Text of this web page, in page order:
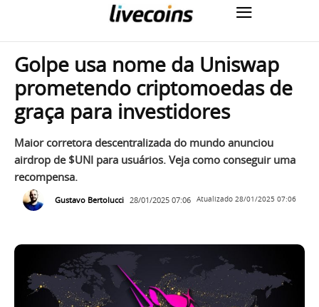
Golpe usa nome da Uniswap
prometendo criptomoedas de
graça para investidores
Maior corretora descentralizada do mundo anunciou
airdrop de $UNI para usuários. Veja como conseguir uma
recompensa.
Gustavo Bertolucci 28/01/2025 07:06 Atualizado 28/01/2025 07:06